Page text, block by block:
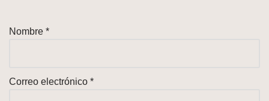
Nombre *
Correo electrónico *